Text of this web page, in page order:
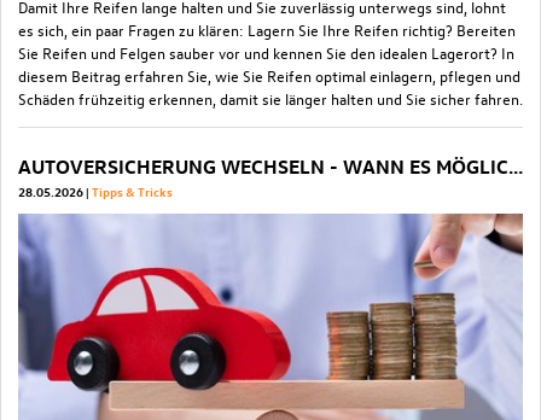
Damit Ihre Reifen lange halten und Sie zuverlässig unterwegs sind, lohnt
es sich, ein paar Fragen zu klären: Lagern Sie Ihre Reifen richtig? Bereiten
Sie Reifen und Felgen sauber vor und kennen Sie den idealen Lagerort? In
diesem Beitrag erfahren Sie, wie Sie Reifen optimal einlagern, pflegen und
Schäden frühzeitig erkennen, damit sie länger halten und Sie sicher fahren.
AUTOVERSICHERUNG WECHSELN - WANN ES MÖGLICH IST UND SICH LOHNT
28.05.2026 Tipps & Tricks